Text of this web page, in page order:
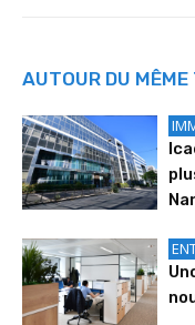
AUTOUR DU MÊME